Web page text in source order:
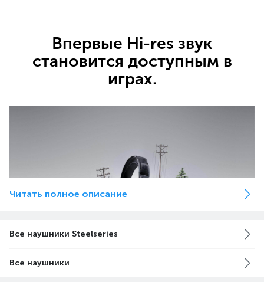
Впервые Hi-res звук
становится доступным в
играх.
Читать полное описание
Все наушники Steelseries
Все наушники